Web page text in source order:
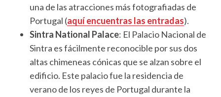
una de las atracciones más fotografiadas de
Portugal (aquí encuentras las entradas).
Sintra National Palace: El Palacio Nacional de
Sintra es fácilmente reconocible por sus dos
altas chimeneas cónicas que se alzan sobre el
edificio. Este palacio fue la residencia de
verano de los reyes de Portugal durante la